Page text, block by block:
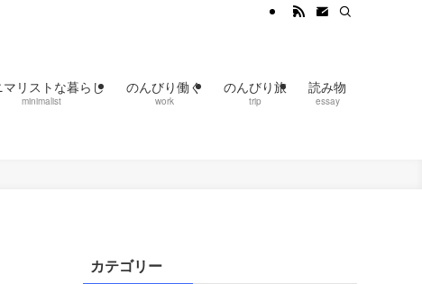
マリストな暮らし
minimalist
のんびり働く
work
のんびり旅
trip
読み物
essay
カテゴリー